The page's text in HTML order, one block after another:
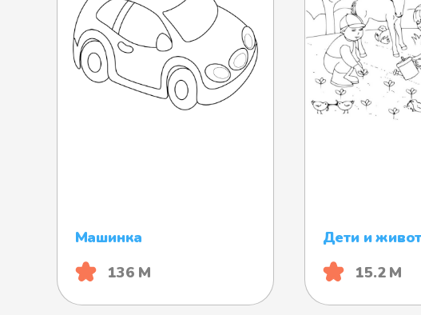
Машинка
136 М
Дети и
15.2 М